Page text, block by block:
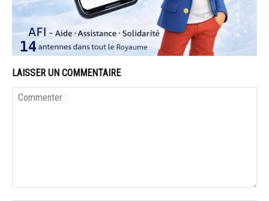
LAISSER UN COMMENTAIRE